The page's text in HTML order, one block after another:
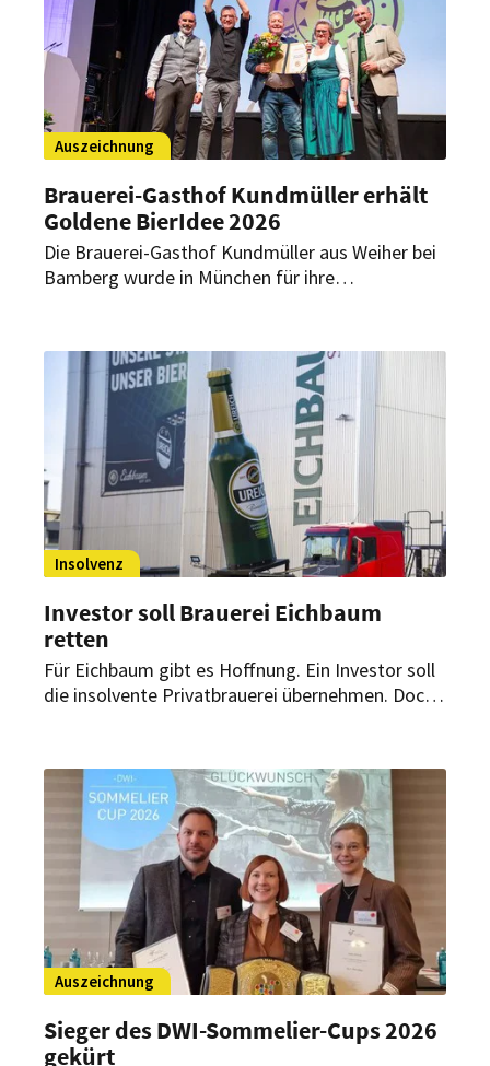
Auszeichnung
Brauerei-Gasthof Kundmüller erhält
Goldene BierIdee 2026
Die Brauerei-Gasthof Kundmüller aus Weiher bei
Bamberg wurde in München für ihre
Ländern und auf drei Kontinenten.
Insolvenz
Investor soll Brauerei Eichbaum
retten
Für Eichbaum gibt es Hoffnung. Ein Investor soll
die insolvente Privatbrauerei übernehmen. Doch
Auszeichnung
Sieger des DWI-Sommelier-Cups 2026
gekürt